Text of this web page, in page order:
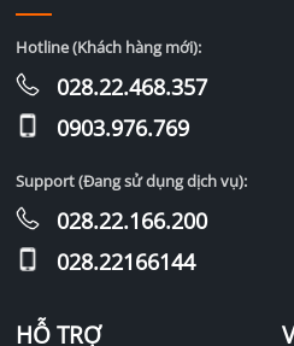
HỖ TRỢ
Hotline (Khách hàng mới):
028.22.468.357
0903.976.769
Support (Đang sử dụng dịch vụ):
028.22.166.200
028.22166144